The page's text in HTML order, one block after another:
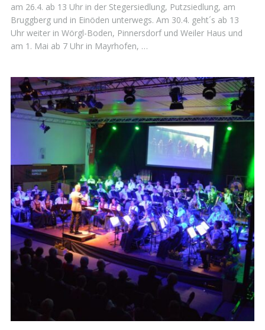
am 26.4. ab 13 Uhr in der Stegersiedlung, Putzsiedlung, am
Bruggberg und in Einöden unterwegs. Am 30.4. geht´s ab 13
Uhr weiter in Wörgl-Boden, Pinnersdorf und Weiler Haus und
am 1. Mai ab 7 Uhr in Mayrhofen, …